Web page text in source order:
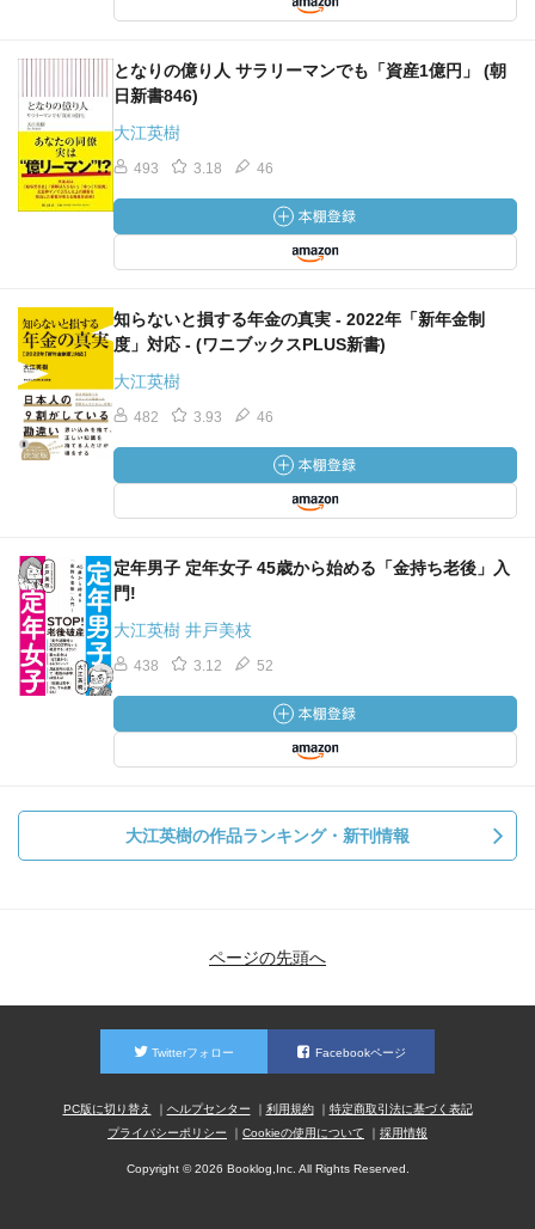
用／役職定年後に何をすればいいか
枠組みを超えたコミュニティの魅力／ヨコの関係は楽しい
／誰もが主宰者になれる／コミュニティ作りの効用
●地方移住のリハーサル
地方移住、憧れるけど問題点も多い／滞在型農業体験施設
とは？／「田舎暮らし向きか？」が試せる
●定年時の転職は決して難しくない
高齢者が働いている現状は／以前は再就職が普通だった／
具体的にはどうすればいいか？／外から見た「自分にでき
ること」とは
【第５章】 やっておきたい老後準備
●家事のススメ
自立することが大事／料理の効用／自立する＝「ルールを
守る」／家庭も社会
●個人旅行で自立の一歩を
自分でチケットが取れない／団体旅行では旅の楽しみは半
減／旅の楽しさは 「自分でやること」／せめて国内だけで
●学ぶことの楽しさを知る
実は楽しい「勉強」／勉強は、「最高の贅沢」／勉強は若
さを保つ秘訣／何事にも好奇心を持とう
●笑顔と姿勢に気を配る
見栄えは大事／「笑顔」は幸せを呼ぶ？／簡単に姿勢を良
くする方法は／見た目だけでなく中身もカッコよく
●SNSを有効に使う
増えるシニアのSNS利用者／SNSは新しい「居場所」にな
●「リスクを取らない限りリターンを得ることできない」
教師をやってわかったことは……／時機を逸しては望む収
た」定年後に生まれ故郷へ戻ってボランティア／地元との
つながり、そして原発事故をきっかけに
●「音楽は一生の友。これからもずっと続けて行きたい」
「サラリーマン」と「ミュージシャン」、二足の草鞋／
「変化」を〝楽しみ〞と捉えること
となりの億り人 サラリーマンでも「資産1億円」 (朝
日新書846)
大江英樹
493 3.18 46
知らないと損する年金の真実 - 2022年「新年金制
度」対応 - (ワニブックスPLUS新書)
大江英樹
482 3.93 46
定年男子 定年女子 45歳から始める「金持ち老後」入
門!
大江英樹 井戸美枝
438 3.12 52
大江英樹の作品ランキング・新刊情報
ページの先頭へ
Twitterフォロー Facebookページ
PC版に切り替え ヘルプセンター 利用規約
特定商取引法に基づく表記
プライバシーポリシー
Cookieの使用について 採用情報
Copyright © 2026 Booklog,Inc. All Rights Reserved.